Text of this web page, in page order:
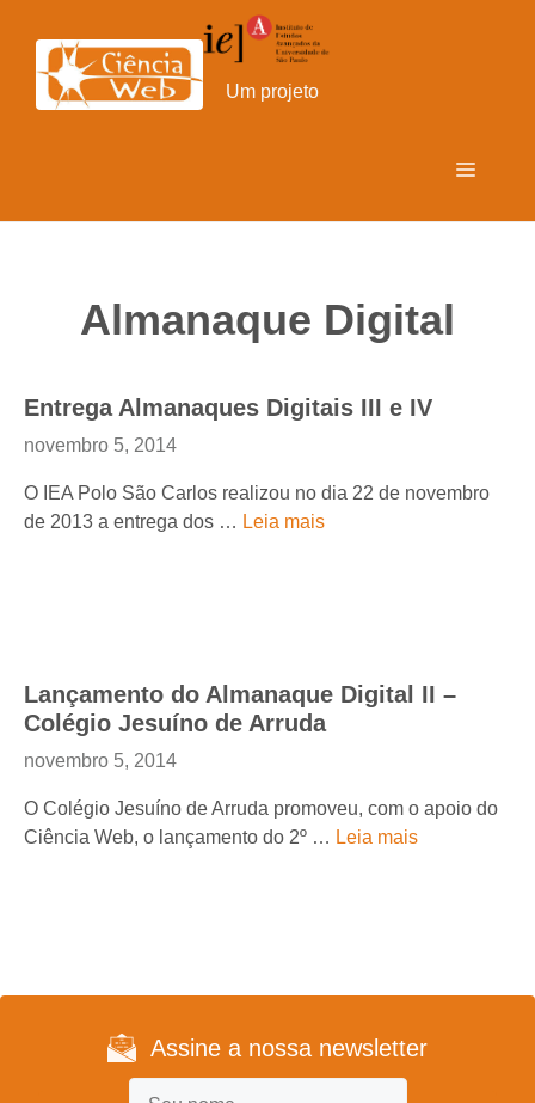
para
conteúdo
Um projeto
Menu
Almanaque Digital
Entrega Almanaques Digitais III e IV
novembro 5, 2014
O IEA Polo São Carlos realizou no dia 22 de novembro
de 2013 a entrega dos … Leia mais
Lançamento do Almanaque Digital II –
Colégio Jesuíno de Arruda
novembro 5, 2014
O Colégio Jesuíno de Arruda promoveu, com o apoio do
Ciência Web, o lançamento do 2º … Leia mais
Assine a nossa newsletter